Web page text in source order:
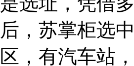
后，苏掌柜选
区，有汽车站